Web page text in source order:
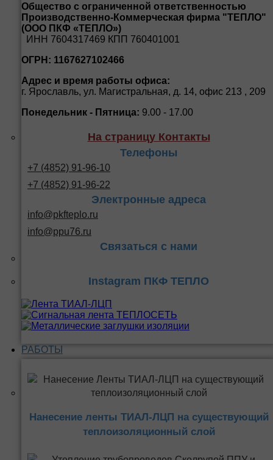
Общество с ограниченной ответственностью
Производственно-Коммерческая фирма "ТЕПЛО"
(ООО ПКФ «ТЕПЛО»)
ИНН 7604317469 КПП 760401001
ОГРН: 1167627102466
Адрес и время работы офиса:
г. Ярославль, ул. Магистральная, д. 14, офис 213 , 209
Понедельник - Пятница: 9.00 - 17.00
На страницу Контакты
Телефоны
+7 (4852) 91-96-10
+7 (4852) 91-96-22
Электронные адреса
info@pkfteplo.ru
info@ppu76.ru
Связаться с нами
Instagram ПКФ ТЕПЛО
РАБОТЫ
Нанесение ленты ТИАЛ-ЛЦП на существующий
теплоизоляционный слой